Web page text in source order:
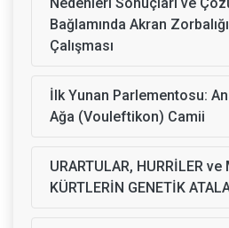
Bağlamında Akran
Çalışması
İlk Yunan Parlementosu:
Ağa (Vouleftikon) Camii
URARTULAR, HURRİLER ve
KÜRTLERİN GENETİK